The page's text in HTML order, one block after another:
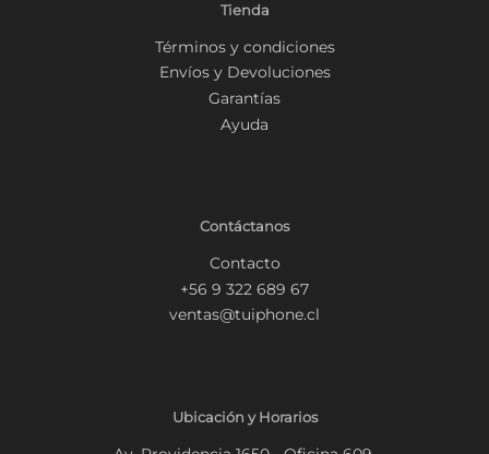
Tienda
Términos y condiciones
Envíos y Devoluciones
Garantías
Ayuda
Contáctanos
Contacto
+56 9 322 689 67
ventas@tuiphone.cl
Ubicación y Horarios